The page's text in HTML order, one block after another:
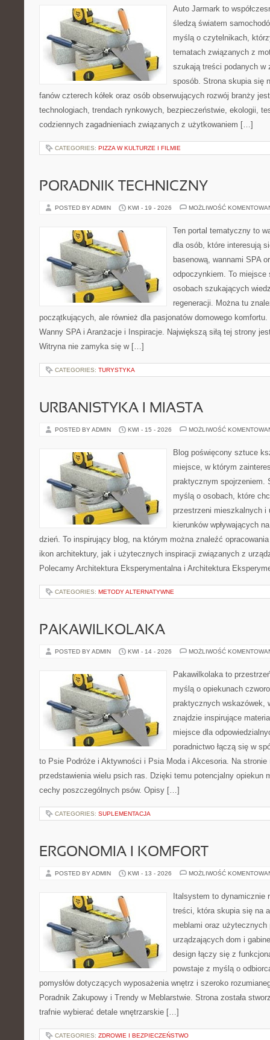
Auto Jarmark to
śledzą światem
myślą o czytelnikach,
tematach związanych z
szukają treści podanych w
sposób. Strona skupia się
fanów czterech kółek oraz osób obserwujących rozwój branży
technologiach, trendach rynkowych, bezpieczeństwie, ekologii,
codziennych zagadnieniach związanych z użytkowaniem […]
CATEGORIES: PIZZA W KULTURZE I FILMIE
PORADNIK TECHNICZNY
POSTED BY ADMIN KWI - 19 - 2026 MOŻLIWOŚĆ
Ten portal tematyczny to
dla osób, które interesują
basenową, wannami SPA
odpoczynkiem. To miejsce
osobach szukających
regeneracji. Można tu
początkujących, ale również dla pasjonatów domowego
Wanny SPA i Aranżacje i Inspiracje. Największą siłą tej strony
Witryna nie zamyka się w […]
CATEGORIES: TURYSTYKA
URBANISTYKA I MIASTA
POSTED BY ADMIN KWI - 15 - 2026 MOŻLIWOŚĆ
Blog poświęcony sztuce
miejsce, w którym
praktycznym spojrzeniem.
myślą o osobach, które
przestrzeni mieszkalnych i
kierunków wpływających
dzień. To inspirujący blog, na którym można znaleźć
ikon architektury, jak i użytecznych inspiracji związanych z
Polecamy Architektura Eksperymentalna i Architektura
CATEGORIES: METODY ALTERNATYWNE
PAKAWILKOLAKA
POSTED BY ADMIN KWI - 14 - 2026 MOŻLIWOŚĆ
Pakawilkolaka to
myślą o opiekunach
praktycznych wskazówek,
znajdzie inspirujące
miejsce dla
poradnictwo łączą się w
to Psie Podróże i Aktywności i Psia Moda i Akcesoria. Na
przedstawienia wielu psich ras. Dzięki temu potencjalny opiekun
cechy poszczególnych psów. Opisy […]
CATEGORIES: SUPLEMENTACJA
ERGONOMIA I KOMFORT
POSTED BY ADMIN KWI - 13 - 2026 MOŻLIWOŚĆ
Italsystem to dynamicznie
treści, która skupia się na
meblami oraz użytecznych
urządzających dom i
design łączy się z
powstaje z myślą o
pomysłów dotyczących wyposażenia wnętrz i szeroko
Poradnik Zakupowy i Trendy w Meblarstwie. Strona została
trafnie wybierać detale wnętrzarskie […]
CATEGORIES: ZDROWIE I BEZPIECZEŃSTWO